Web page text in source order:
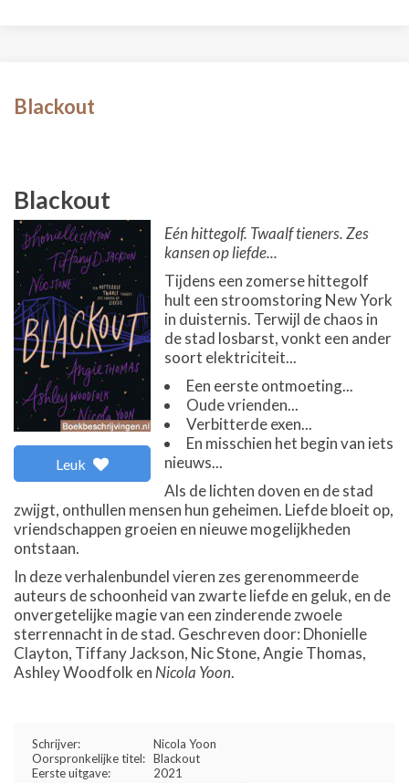
Blackout
Blackout
Leuk
Eén hittegolf. Twaalf tieners. Zes
kansen op liefde...
Tijdens een zomerse hittegolf
hult een stroomstoring New York
in duisternis. Terwijl de chaos in
de stad losbarst, vonkt een ander
soort elektriciteit...
Een eerste ontmoeting...
Oude vrienden...
Verbitterde exen...
En misschien het begin van iets
nieuws...
Als de lichten doven en de stad
zwijgt, onthullen mensen hun geheimen. Liefde bloeit op,
vriendschappen groeien en nieuwe mogelijkheden
ontstaan.
In deze verhalenbundel vieren zes gerenommeerde
auteurs de schoonheid van zwarte liefde en geluk, en de
onvergetelijke magie van een zinderende zwoele
sterrennacht in de stad. Geschreven door: Dhonielle
Clayton, Tiffany Jackson, Nic Stone, Angie Thomas,
Ashley Woodfolk en Nicola Yoon.
Schrijver:
Nicola Yoon
Oorspronkelijke titel: Blackout
Eerste uitgave:
2021